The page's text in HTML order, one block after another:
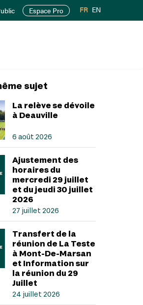
Espace Pro FR EN
sujet
La relève se dévoile
à Deauville
6 août 2026
Ajustement des
horaires du
mercredi 29 juillet
et du jeudi 30 juillet
2026
27 juillet 2026
Transfert de la
réunion de La Teste
à Mont-De-Marsan
et Information sur
la réunion du 29
Juillet
24 juillet 2026